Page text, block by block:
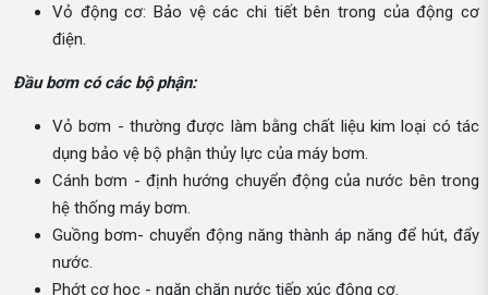
Vỏ động cơ: Bảo vệ các chi tiết bên trong của động cơ
điện.
Đầu bơm có các bộ phận:
Vỏ bơm - thường được làm bằng chất liệu kim loại có tác
dụng bảo vệ bộ phận thủy lực của máy bơm.
Cánh bơm - định hướng chuyển động của nước bên trong
hệ thống máy bơm.
Guồng bơm- chuyển động năng thành áp năng để hút, đẩy
nước.
Phớt cơ học - ngăn chặn nước tiếp xúc động cơ.